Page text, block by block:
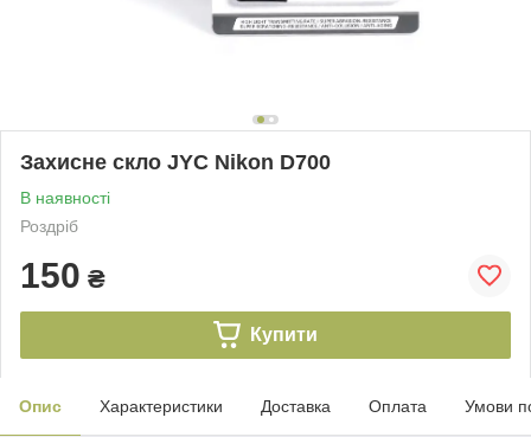
Захисне скло JYC Nikon D700
В наявності
Роздріб
150 ₴
Купити
Опис Характеристики Доставка Оплата Умови